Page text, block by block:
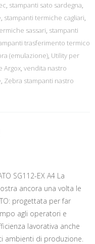
, stampanti sato sardegna,
, stampanti termiche cagliari,
sassari, stampanti
trasferimento termico
(emulazione), Utility per
Argox, vendita nastro
, Zebra stampanti nastro
SG112-EX A4 La
ancora una volta le
progettata per far
agli operatori e
lavorativa anche
ambienti di produzione.